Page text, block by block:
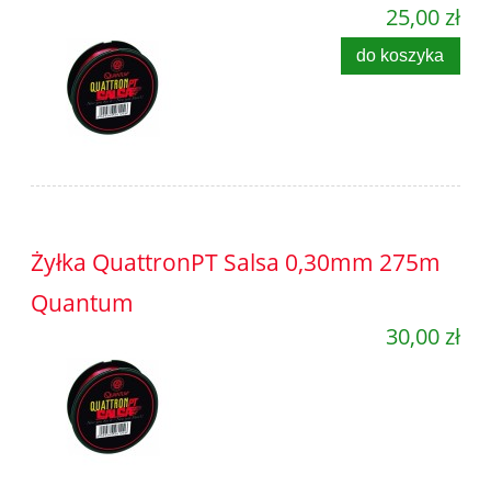
25,00 zł
do koszyka
Żyłka QuattronPT Salsa 0,30mm 275m
Quantum
30,00 zł